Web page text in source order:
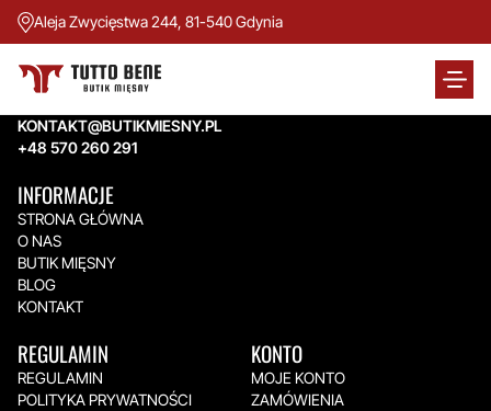
Aleja Zwycięstwa 244, 81-540 Gdynia
TUTTO BENE BUTIK MIĘSNY
Aleja Zwycięstwa 244,
KONTAKT@BUTIKMIESNY.PL
+48 570 260 291
INFORMACJE
STRONA GŁÓWNA
O NAS
BUTIK MIĘSNY
BLOG
KONTAKT
REGULAMIN
REGULAMIN
POLITYKA PRYWATNOŚCI
KONTO
MOJE KONTO
ZAMÓWIENIA